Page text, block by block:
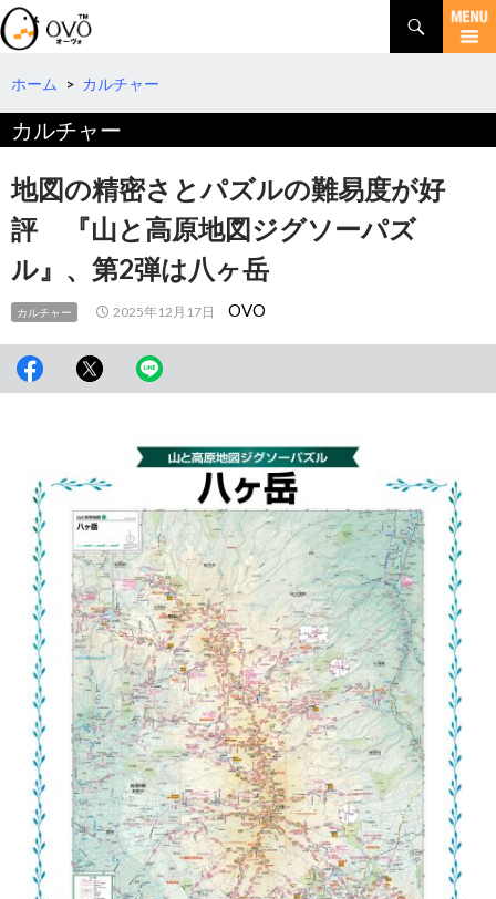
検
索
コ
テ
ツ
へ
動
ホーム > カルチャー
カルチャー
地図の精密さとパズルの難易度が好
評 『山と高原地図ジグソーパズ
ル』、第2弾は八ヶ岳
カルチャー 2025年12月17日 OVO